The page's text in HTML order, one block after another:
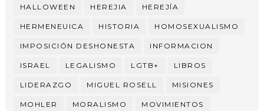
HALLOWEEN HEREJIA HEREJÍA
HERMENEUICA HISTORIA HOMOSEXUALISMO
IMPOSICIÓN DESHONESTA INFORMACION
ISRAEL LEGALISMO LGTB+ LIBROS
LIDERAZGO MIGUEL ROSELL MISIONES
MOHLER MORALISMO MOVIMIENTOS